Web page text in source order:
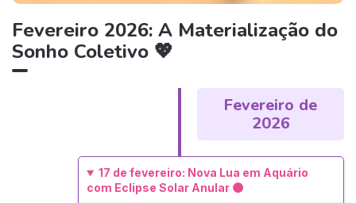
Fevereiro 2026: A Materialização do
Sonho Coletivo 💖
Fevereiro de
2026
17 de fevereiro: Nova Lua em Aquário
com Eclipse Solar Anular 🌑